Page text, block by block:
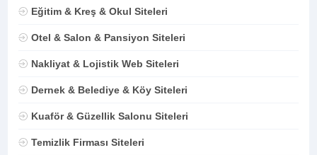
Eğitim & Kreş & Okul Siteleri
Otel & Salon & Pansiyon Siteleri
Nakliyat & Lojistik Web Siteleri
Dernek & Belediye & Köy Siteleri
Kuaför & Güzellik Salonu Siteleri
Temizlik Firması Siteleri